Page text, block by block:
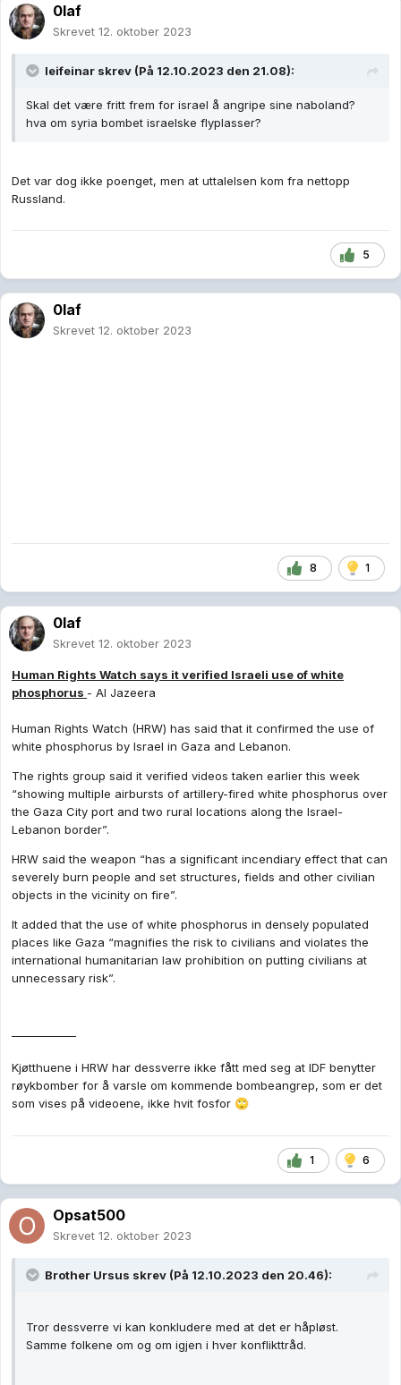
0laf
Skrevet 12. oktober 2023
leifeinar skrev (På 12.10.2023 den 21.08):
Skal det være fritt frem for israel å angripe sine naboland?
hva om syria bombet israelske flyplasser?
Det var dog ikke poenget, men at uttalelsen kom fra nettopp
Russland.
5
0laf
Skrevet 12. oktober 2023
8 1
0laf
Skrevet 12. oktober 2023
Human Rights Watch says it verified Israeli use of white
phosphorus - Al Jazeera
Human Rights Watch (HRW) has said that it confirmed the use of
white phosphorus by Israel in Gaza and Lebanon.
The rights group said it verified videos taken earlier this week
“showing multiple airbursts of artillery-fired white phosphorus over
the Gaza City port and two rural locations along the Israel-
Lebanon border”.
HRW said the weapon “has a significant incendiary effect that can
severely burn people and set structures, fields and other civilian
objects in the vicinity on fire”.
It added that the use of white phosphorus in densely populated
places like Gaza “magnifies the risk to civilians and violates the
international humanitarian law prohibition on putting civilians at
unnecessary risk”.
Kjøtthuene i HRW har dessverre ikke fått med seg at IDF benytter
røykbomber for å varsle om kommende bombeangrep, som er det
som vises på videoene, ikke hvit fosfor 🙄
1 6
Opsat500
Skrevet 12. oktober 2023
Brother Ursus skrev (På 12.10.2023 den 20.46):
Tror dessverre vi kan konkludere med at det er håpløst.
Samme folkene om og om igjen i hver konflikttråd.